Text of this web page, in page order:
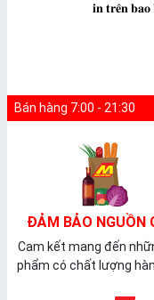
𝐢𝐧 𝐭𝐫𝐞̂𝐧 𝐛𝐚𝐨
Bán hàng 7:00 - 21:30
ĐẢM BẢO NGUỒN
Cam kết mang đến
phẩm có chất lượng